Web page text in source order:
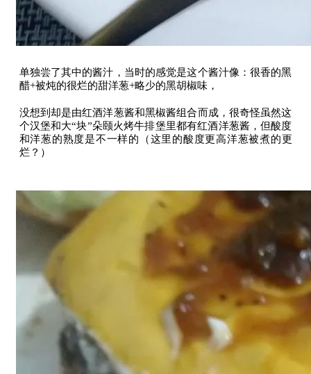
单独尝了其中的酱汁，当时的感觉是这个酱汁像：很香的黑
醋+被炖的很烂的甜洋葱+略少的黑胡椒味，
没想到却是由红酒洋葱酱和黑椒酱组合而成，很奇怪虽然这
个汉堡和大“块”朵颐火烤牛排堡里都有红酒洋葱酱，但酸度
和洋葱的熟度是不一样的（这里的酸度更高洋葱被煮的更
烂？）